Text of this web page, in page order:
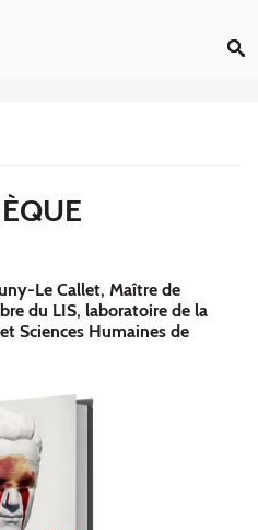
Le Callet, Maître de
du LIS, laboratoire de la
Sciences Humaines de